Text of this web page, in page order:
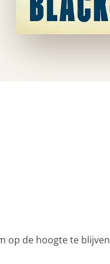
op de hoogte te blijven